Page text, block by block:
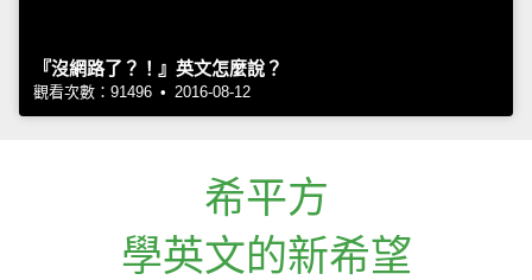
『沒網路了？！』英文怎麼說？
觀看次數：91496 • 2016-08-12
希平方
學英文的新希望